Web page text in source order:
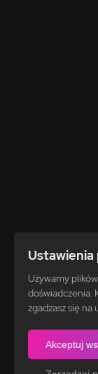
Ustawienia
Używamy
doświadczenia.
zgadzasz się na
Akceptuj